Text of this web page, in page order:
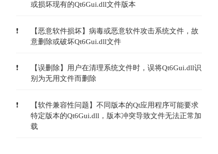
或损坏现有的Qt6Gui.dll文件版本
【恶意软件损坏】病毒或恶意软件攻击系统文件，故
意删除或破坏Qt6Gui.dll文件
【误删除】用户在清理系统文件时，误将Qt6Gui.dll识
别为无用文件而删除
【软件兼容性问题】不同版本的Qt应用程序可能要求
特定版本的Qt6Gui.dll，版本冲突导致文件无法正常加
载